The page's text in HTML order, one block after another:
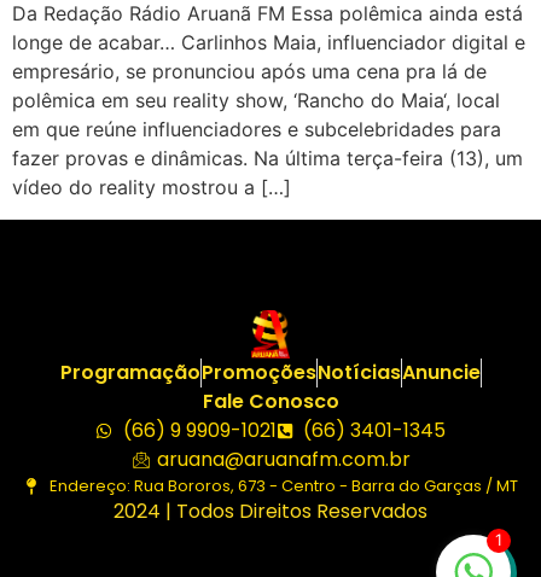
Da Redação Rádio Aruanã FM Essa polêmica ainda está
longe de acabar… Carlinhos Maia, influenciador digital e
empresário, se pronunciou após uma cena pra lá de
polêmica em seu reality show, ‘Rancho do Maia‘, local
em que reúne influenciadores e subcelebridades para
fazer provas e dinâmicas. Na última terça-feira (13), um
vídeo do reality mostrou a […]
ProgramaçãoPromoçõesNotíciasAnuncie
Fale Conosco
(66) 9 9909-1021
(66) 3401-1345
aruana@aruanafm.com.br
Endereço: Rua Bororos, 673 - Centro - Barra do Garças / MT
2024 | Todos Direitos Reservados
1